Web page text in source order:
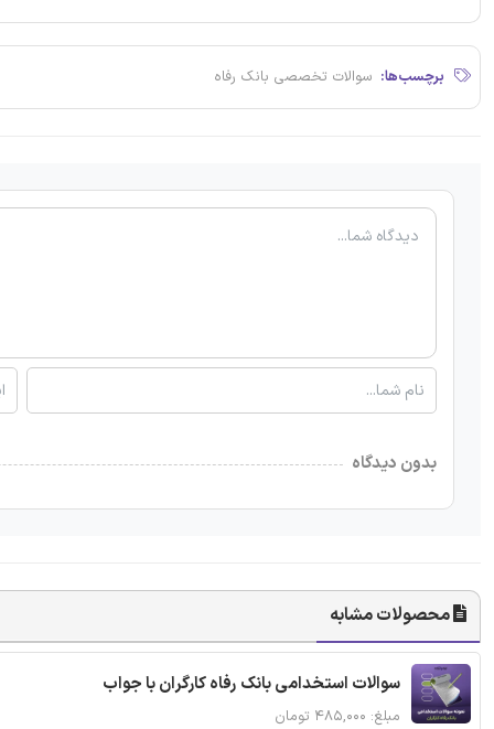
برچسب‌ها: سوالات تخصصی بانک رفاه
بدون دیدگاه
محصولات مشابه
سوالات استخدامی بانک رفاه کارگران با جواب
مبلغ: ۴۸۵,۰۰۰ تومان